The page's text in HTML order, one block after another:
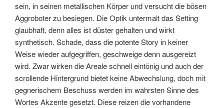
sein, in seinen metallischen Körper und versucht die bösen
Aggroboter zu besiegen. Die Optik untermalt das Setting
glaubhaft, denn alles ist düster gehalten und wirkt
synthetisch. Schade, dass die potente Story in keiner
Weise wieder aufgegriffen, geschweige denn ausgereizt
wird. Zwar wirken die Areale schnell eintönig und auch der
scrollende Hintergrund bietet keine Abwechslung, doch mit
gegnerischem Beschuss werden im wahrsten Sinne des
Wortes Akzente gesetzt. Diese reizen die vorhandene